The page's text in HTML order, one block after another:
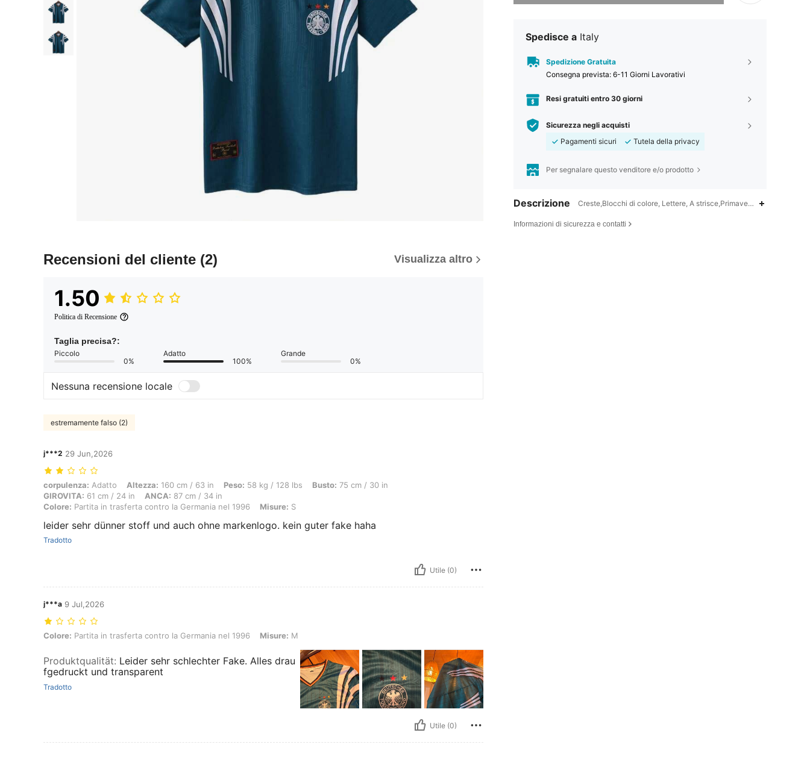
Recensioni del cliente (2) Visualizza altro
1.50
Politica di Recensione
Taglia precisa?:
Piccolo
0%
Adatto
100%
Grande
0%
Nessuna recensione locale
estremamente falso (2)
j***2 29 Jun,2026
corpulenza: Adatto, Altezza: 160 cm / 63 in, Peso: 58 kg / 128 lbs, Busto: 75 cm / 30 in, GIROVITA: 61 cm / 24 in, ANCA: 87 cm / 34 in, Colore: Partita in trasferta contro la Germania nel 1996, Misure: S
corpulenza: Adatto Altezza: 160 cm / 63 in Peso: 58 kg / 128 lbs Busto: 75 cm / 30 in
GIROVITA: 61 cm / 24 in ANCA: 87 cm / 34 in
Colore: Partita in trasferta contro la Germania nel 1996 Misure: S
leider sehr dünner stoff und auch ohne markenlogo. kein guter fake haha
Tradotto
Utile (0)
j***a 9 Jul,2026
Colore: Partita in trasferta contro la Germania nel 1996, Misure: M
Colore: Partita in trasferta contro la Germania nel 1996 Misure: M
Produktqualität: Leider sehr schlechter Fake. Alles drau
fgedruckt und transparent
Tradotto
Utile (0)
Spedisce a Italy
Spedizione Gratuita
Consegna prevista: 6-11 Giorni Lavorativi
Resi gratuiti entro 30 giorni
Sicurezza negli acquisti
Pagamenti sicuri
Tutela della privacy
Per segnalare questo venditore e/o prodotto
Descrizione Creste,Blocchi di colore, Lettere, A strisce,Primavera/Estate/Autunno
Informazioni di sicurezza e contatti